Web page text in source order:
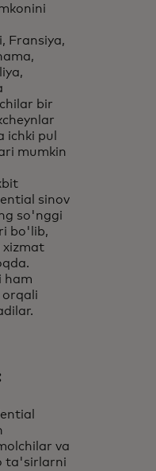
Fransiya,
bir
ichki pul
mumkin
sinov
so'nggi
bo'lib,
xizmat
ham
orqali
va
ta'sirlarni